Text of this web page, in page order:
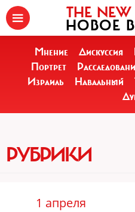
THE NEW
НОВОЕ
Мнение Дискуссия
Портрет
Израиль
Навальный
РУБРИКИ
1 апреля